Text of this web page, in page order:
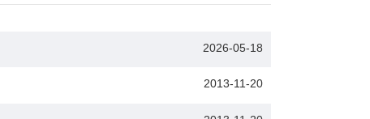
2026-05-18
2013-11-20